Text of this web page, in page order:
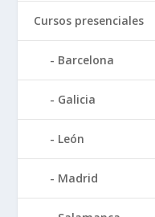
Cursos presenciales
Barcelona
Galicia
León
Madrid